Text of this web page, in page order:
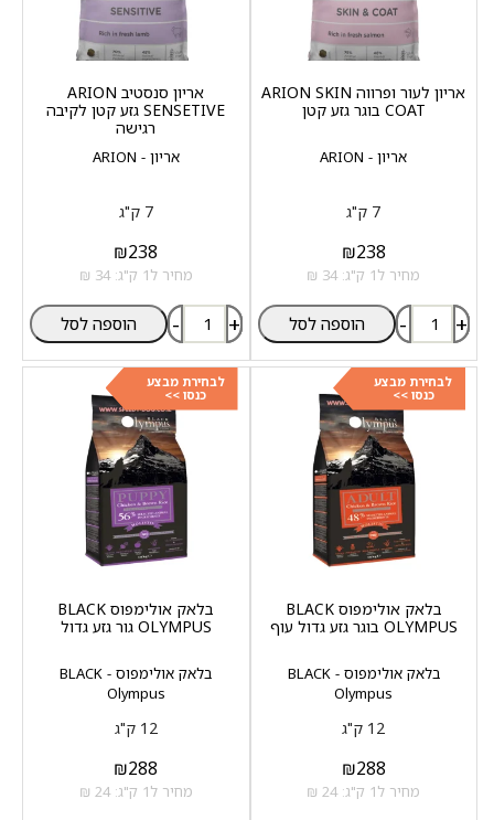
אריון - ARION
אריון לעור ופרווה ARION SKIN
COAT בוגר גזע קטן
7 ק"ג
₪238
מחיר ל1 ק"ג: 34 ₪
- + הוספה לסל
אריון - ARION
אריון סנסטיב ARION
SENSETIVE גזע קטן לקיבה
רגישה
7 ק"ג
₪238
מחיר ל1 ק"ג: 34 ₪
- + הוספה לסל
לבחירת מבצע
כנסו >>
בלאק אולימפוס - BLACK
Olympus
בלאק אולימפוס BLACK
OLYMPUS בוגר גזע גדול עוף
12 ק"ג
₪288
מחיר ל1 ק"ג: 24 ₪
לבחירת מבצע
כנסו >>
בלאק אולימפוס - BLACK
Olympus
בלאק אולימפוס BLACK
OLYMPUS גור גזע גדול
12 ק"ג
₪288
מחיר ל1 ק"ג: 24 ₪